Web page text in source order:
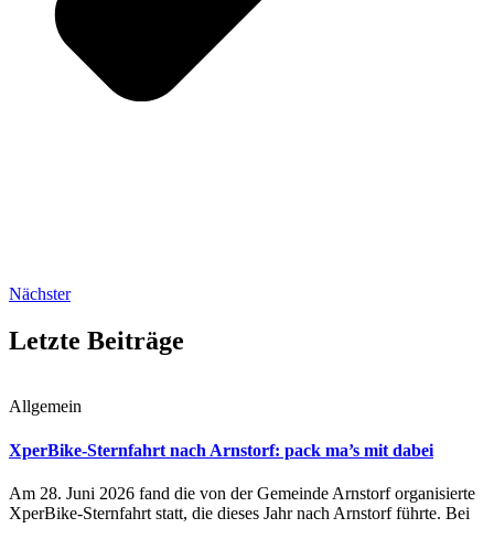
Nächster
Letzte Beiträge
Allgemein
XperBike-Sternfahrt nach Arnstorf: pack ma’s mit dabei
Am 28. Juni 2026 fand die von der Gemeinde Arnstorf organisierte
XperBike-Sternfahrt statt, die dieses Jahr nach Arnstorf führte. Bei